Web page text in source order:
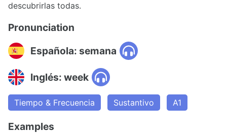
descubrirlas todas.
Pronunciation
Española: semana
Inglés: week
Tiempo & Frecuencia Sustantivo A1
Examples